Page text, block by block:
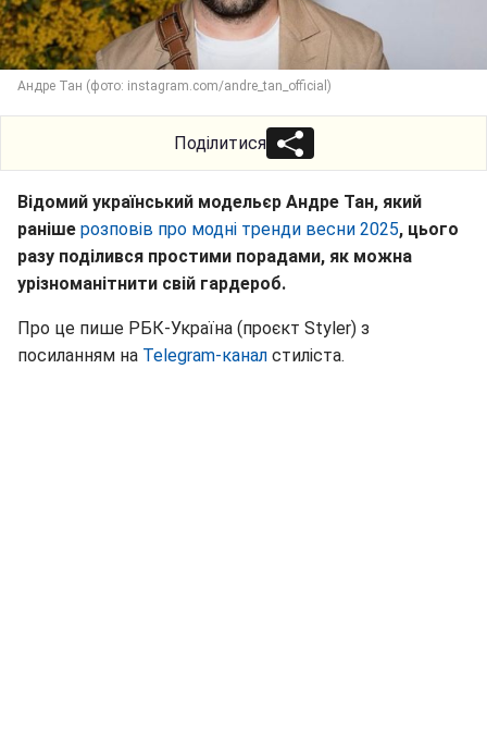
Андре Тан (фото: instagram.com/andre_tan_official)
Поділитися
Відомий український модельєр Андре Тан, який
раніше розповів про модні тренди весни 2025, цього
разу поділився простими порадами, як можна
урізноманітнити свій гардероб.
Про це пише РБК-Україна (проєкт Styler) з
посиланням на Telegram-канал стиліста.